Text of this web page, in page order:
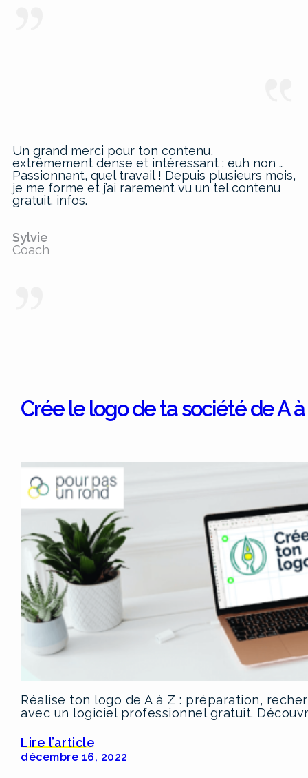
Un grand merci pour ton contenu,
extrêmement dense et intéressant ; euh non …
Passionnant, quel travail ! Depuis plusieurs mois,
je me forme et j’ai rarement vu un tel contenu
gratuit. infos.
Sylvie
Coach
Crée le logo de ta société de A
Réalise ton logo de A à Z : préparation,
avec un logiciel professionnel gratuit.
Lire l’article
décembre 16, 2022